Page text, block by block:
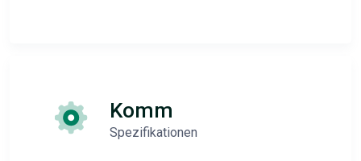
Komm
Spezifikationen